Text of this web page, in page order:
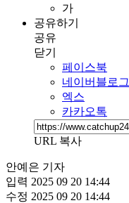
가
공유하기
공유
닫기
페이스북
네이버블로그
엑스
카카오톡
URL 복사
안예은 기자
입력 2025 09 20 14:44
수정 2025 09 20 14:44